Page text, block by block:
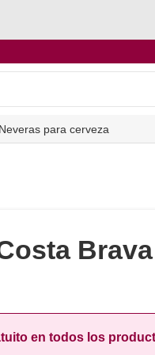
Neveras para cerveza
en todos los